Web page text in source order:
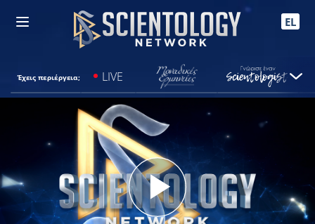
EL
Έχεις περιέργεια; LIVE
Play